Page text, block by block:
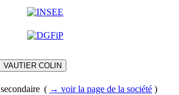
VAUTIER COLIN
secondaire ( → voir la page de la société )